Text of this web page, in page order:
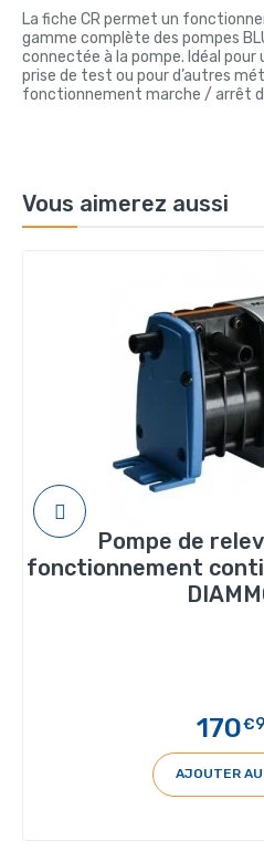
La fiche CR permet un
gamme complète des pompes
connectée à la pompe. Idéal
prise de test ou pour d’autres
fonctionnement marche / arrêt
Vous aimerez aussi
Pompe de
fonctionnement
170
AJOUTER AU